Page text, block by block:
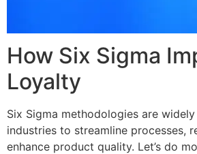
How Six Sigma
Loyalty
Six Sigma methodologies are
industries to streamline processes,
enhance product quality. Let’s do